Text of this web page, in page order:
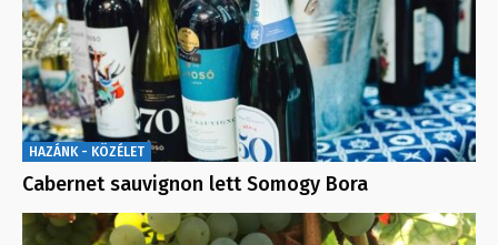
HAZÁNK - KÖZÉLET
Cabernet sauvignon lett Somogy Bora